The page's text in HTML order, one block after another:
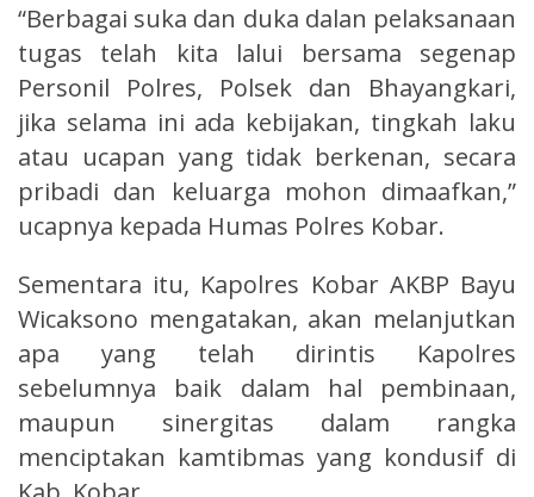
“Berbagai suka dan duka dalan pelaksanaan
tugas telah kita lalui bersama segenap
Personil Polres, Polsek dan Bhayangkari,
jika selama ini ada kebijakan, tingkah laku
atau ucapan yang tidak berkenan, secara
pribadi dan keluarga mohon dimaafkan,”
ucapnya kepada Humas Polres Kobar.
Sementara itu, Kapolres Kobar AKBP Bayu
Wicaksono mengatakan, akan melanjutkan
apa yang telah dirintis Kapolres
sebelumnya baik dalam hal pembinaan,
maupun sinergitas dalam rangka
menciptakan kamtibmas yang kondusif di